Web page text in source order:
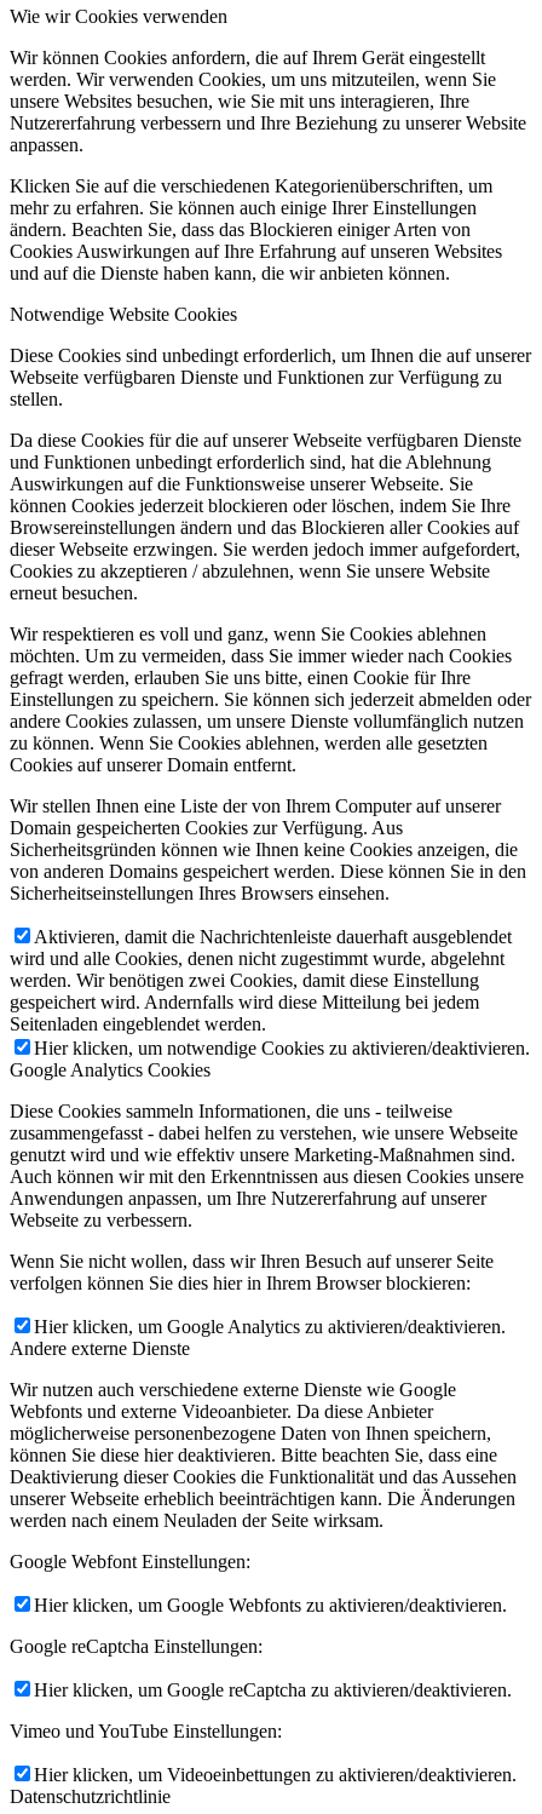
Wie wir Cookies verwenden
Wir können Cookies anfordern, die auf Ihrem Gerät eingestellt
werden. Wir verwenden Cookies, um uns mitzuteilen, wenn Sie
unsere Websites besuchen, wie Sie mit uns interagieren, Ihre
Nutzererfahrung verbessern und Ihre Beziehung zu unserer Website
anpassen.
Klicken Sie auf die verschiedenen Kategorienüberschriften, um
mehr zu erfahren. Sie können auch einige Ihrer Einstellungen
ändern. Beachten Sie, dass das Blockieren einiger Arten von
Cookies Auswirkungen auf Ihre Erfahrung auf unseren Websites
und auf die Dienste haben kann, die wir anbieten können.
Notwendige Website Cookies
Diese Cookies sind unbedingt erforderlich, um Ihnen die auf unserer
Webseite verfügbaren Dienste und Funktionen zur Verfügung zu
stellen.
Da diese Cookies für die auf unserer Webseite verfügbaren Dienste
und Funktionen unbedingt erforderlich sind, hat die Ablehnung
Auswirkungen auf die Funktionsweise unserer Webseite. Sie
können Cookies jederzeit blockieren oder löschen, indem Sie Ihre
Browsereinstellungen ändern und das Blockieren aller Cookies auf
dieser Webseite erzwingen. Sie werden jedoch immer aufgefordert,
Cookies zu akzeptieren / abzulehnen, wenn Sie unsere Website
erneut besuchen.
Wir respektieren es voll und ganz, wenn Sie Cookies ablehnen
möchten. Um zu vermeiden, dass Sie immer wieder nach Cookies
gefragt werden, erlauben Sie uns bitte, einen Cookie für Ihre
Einstellungen zu speichern. Sie können sich jederzeit abmelden oder
andere Cookies zulassen, um unsere Dienste vollumfänglich nutzen
zu können. Wenn Sie Cookies ablehnen, werden alle gesetzten
Cookies auf unserer Domain entfernt.
Wir stellen Ihnen eine Liste der von Ihrem Computer auf unserer
Domain gespeicherten Cookies zur Verfügung. Aus
Sicherheitsgründen können wie Ihnen keine Cookies anzeigen, die
von anderen Domains gespeichert werden. Diese können Sie in den
Sicherheitseinstellungen Ihres Browsers einsehen.
Aktivieren, damit die Nachrichtenleiste dauerhaft ausgeblendet
wird und alle Cookies, denen nicht zugestimmt wurde, abgelehnt
werden. Wir benötigen zwei Cookies, damit diese Einstellung
gespeichert wird. Andernfalls wird diese Mitteilung bei jedem
Seitenladen eingeblendet werden.
Hier klicken, um notwendige Cookies zu aktivieren/deaktivieren.
Google Analytics Cookies
Diese Cookies sammeln Informationen, die uns - teilweise
zusammengefasst - dabei helfen zu verstehen, wie unsere Webseite
genutzt wird und wie effektiv unsere Marketing-Maßnahmen sind.
Auch können wir mit den Erkenntnissen aus diesen Cookies unsere
Anwendungen anpassen, um Ihre Nutzererfahrung auf unserer
Webseite zu verbessern.
Wenn Sie nicht wollen, dass wir Ihren Besuch auf unserer Seite
verfolgen können Sie dies hier in Ihrem Browser blockieren:
Hier klicken, um Google Analytics zu aktivieren/deaktivieren.
Andere externe Dienste
Wir nutzen auch verschiedene externe Dienste wie Google
Webfonts und externe Videoanbieter. Da diese Anbieter
möglicherweise personenbezogene Daten von Ihnen speichern,
können Sie diese hier deaktivieren. Bitte beachten Sie, dass eine
Deaktivierung dieser Cookies die Funktionalität und das Aussehen
unserer Webseite erheblich beeinträchtigen kann. Die Änderungen
werden nach einem Neuladen der Seite wirksam.
Google Webfont Einstellungen:
Hier klicken, um Google Webfonts zu aktivieren/deaktivieren.
Google reCaptcha Einstellungen:
Hier klicken, um Google reCaptcha zu aktivieren/deaktivieren.
Vimeo und YouTube Einstellungen:
Hier klicken, um Videoeinbettungen zu aktivieren/deaktivieren.
Datenschutzrichtlinie